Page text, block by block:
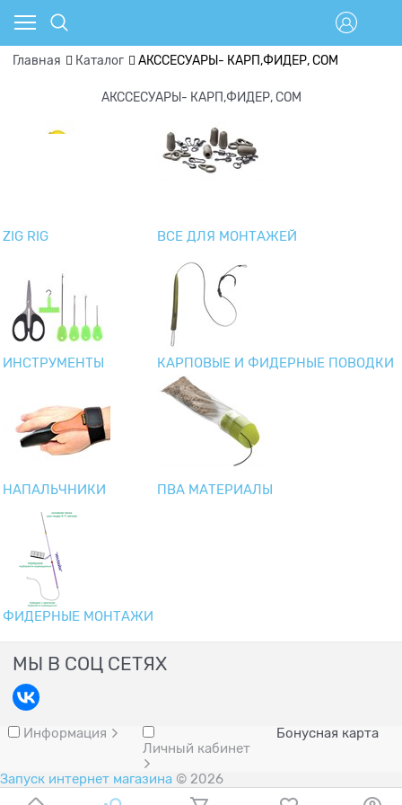
Главная Каталог АКССЕСУАРЫ- КАРП,ФИДЕР, СОМ
АКССЕСУАРЫ- КАРП,ФИДЕР, СОМ
ZIG RIG ВСЕ ДЛЯ МОНТАЖЕЙ
ИНСТРУМЕНТЫ КАРПОВЫЕ И ФИДЕРНЫЕ ПОВОДКИ
НАПАЛЬЧНИКИ ПВА МАТЕРИАЛЫ
ФИДЕРНЫЕ МОНТАЖИ
МЫ В СОЦ СЕТЯХ
Информация
Личный кабинет
Бонусная карта
Запуск интернет магазина © 2026